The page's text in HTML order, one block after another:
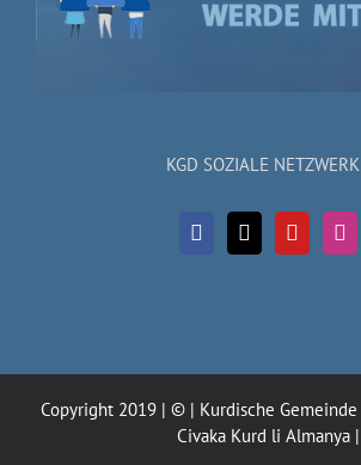
KGD SOZIALE
Copyright 2019 | © | Kurdische Gemeinde
Civaka Kurd li Almanya |